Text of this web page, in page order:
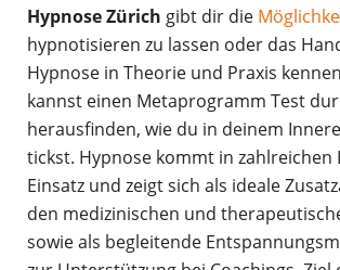
Hypnose Zürich gibt dir die
hypnotisieren zu lassen oder das
Hypnose in Theorie und Praxis
kannst einen Metaprogramm Test
herausfinden, wie du in deinem
tickst. Hypnose kommt in zahlreichen
Einsatz und zeigt sich als ideale
den medizinischen und
sowie als begleitende